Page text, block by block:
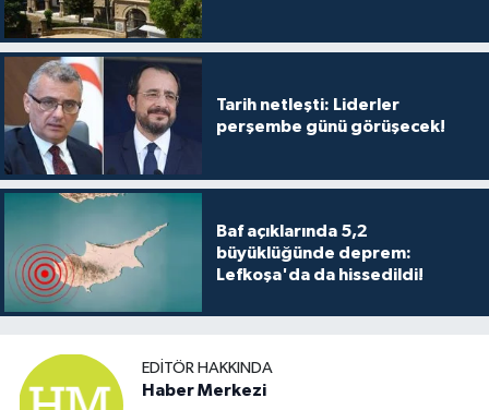
Tarih netleşti: Liderler
perşembe günü görüşecek!
Baf açıklarında 5,2
büyüklüğünde deprem:
Lefkoşa'da da hissedildi!
EDITÖR HAKKINDA
Haber Merkezi